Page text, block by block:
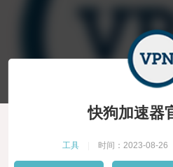
快狗加速器
工具 时间：2023-08-26